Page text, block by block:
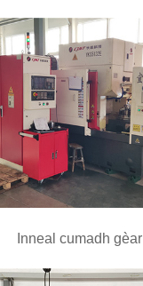
Inneal cumadh gèar